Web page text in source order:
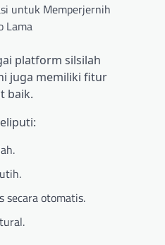
untuk Memperjernih
Lama
platform silsilah
juga memiliki fitur
baik.
secara otomatis.